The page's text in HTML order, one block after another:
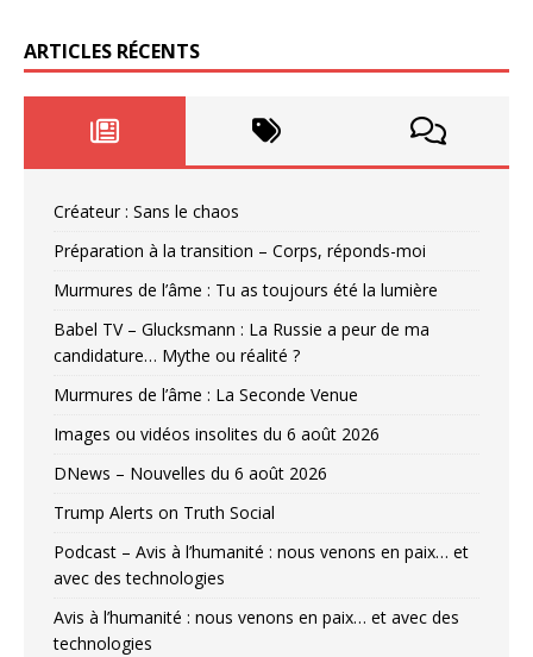
ARTICLES RÉCENTS
Créateur : Sans le chaos
Préparation à la transition – Corps, réponds-moi
Murmures de l’âme : Tu as toujours été la lumière
Babel TV – Glucksmann : La Russie a peur de ma
candidature… Mythe ou réalité ?
Murmures de l’âme : La Seconde Venue
Images ou vidéos insolites du 6 août 2026
DNews – Nouvelles du 6 août 2026
Trump Alerts on Truth Social
Podcast – Avis à l’humanité : nous venons en paix… et
avec des technologies
Avis à l’humanité : nous venons en paix… et avec des
technologies